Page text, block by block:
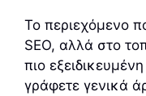
Το περιεχόμενο
SEO, αλλά στο
πιο
γράφετε γενικά